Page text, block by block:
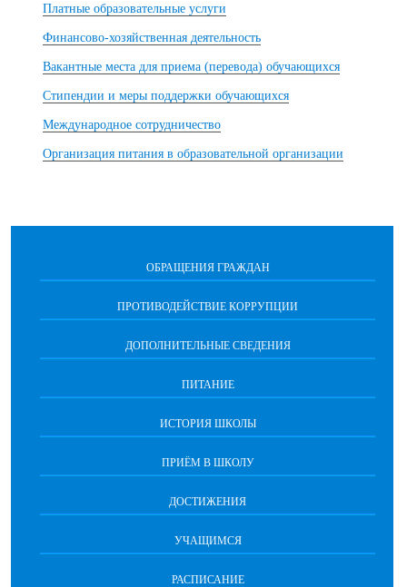
Платные образовательные услуги
Финансово-хозяйственная деятельность
Вакантные места для приема (перевода) обучающихся
Стипендии и меры поддержки обучающихся
Международное сотрудничество
Организация питания в образовательной организации
ОБРАЩЕНИЯ ГРАЖДАН
ПРОТИВОДЕЙСТВИЕ КОРРУПЦИИ
ДОПОЛНИТЕЛЬНЫЕ СВЕДЕНИЯ
ПИТАНИЕ
ИСТОРИЯ ШКОЛЫ
ПРИЁМ В ШКОЛУ
ДОСТИЖЕНИЯ
УЧАЩИМСЯ
РАСПИСАНИЕ